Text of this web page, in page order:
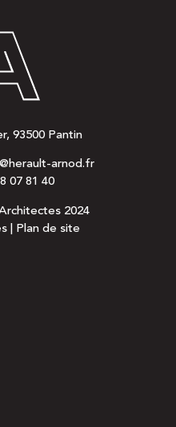
93500 Pantin
arnod.fr
07 81 40
2024
| Plan de site